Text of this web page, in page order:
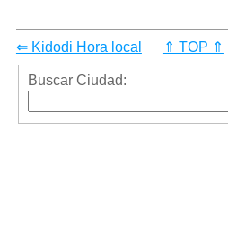
⇐ Kidodi Hora local ⇑ TOP ⇑
Buscar Ciudad: